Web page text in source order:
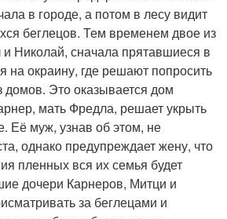
в городе, а потом в лесу видит
беглецов. Тем временем двое из
Николай, сначала прятавшиеся в
на окраину, где решают попросить
Это оказывается дом
мать Фредла, решает укрыть
Её муж, узнав об этом, не
однако предупреждает жену, что
пленных вся их семья будет
дочери Карнеров, Митци и
за беглецами и